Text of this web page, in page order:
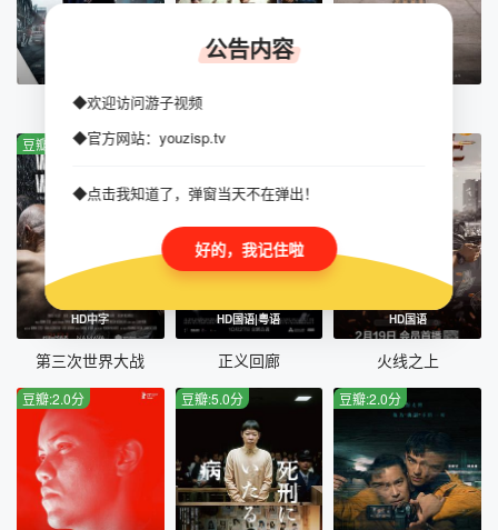
警官之血
HD国语版
HD中字
豆瓣:4.0分
第三次世界大战
HD国语|粤语
豆瓣:5.0分
正义回廊
HD国语
火线之上
豆瓣:2.0分 豆瓣:5.0分 豆瓣:2.0分
公告内容
◆欢迎访问游子视频
◆官方网站：youzisp.tv
◆点击我知道了，弹窗当天不在弹出！
好的，我记住啦